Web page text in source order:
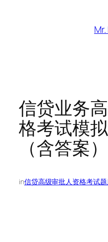
信贷业务
格考试模
（含答案）
in信贷高级审批人资格考试